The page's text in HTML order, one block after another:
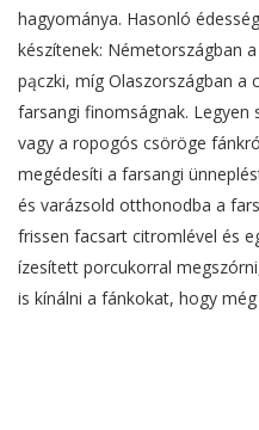
hagyománya. Hasonló
készítenek: Németországban
pączki, míg Olaszországban a
farsangi finomságnak. Legyen
vagy a ropogós csöröge
megédesíti a farsangi
és varázsold otthonodba a
frissen facsart citromlével és
ízesített porcukorral
is kínálni a fánkokat, hogy